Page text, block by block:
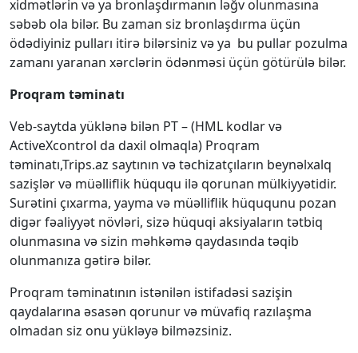
xidmətlərin və ya bronlaşdırmanın ləğv olunmasına
səbəb ola bilər. Bu zaman siz bronlaşdırma üçün
ödədiyiniz pulları itirə bilərsiniz və ya bu pullar pozulma
zamanı yaranan xərclərin ödənməsi üçün götürülə bilər.
Proqram təminatı
Veb-saytda yüklənə bilən PT – (HML kodlar və
ActiveXcontrol da daxil olmaqla) Proqram
təminatı,Trips.az saytının və təchizatçıların beynəlxalq
sazişlər və müəlliflik hüququ ilə qorunan mülkiyyətidir.
Surətini çıxarma, yayma və müəlliflik hüququnu pozan
digər fəaliyyət növləri, sizə hüquqi aksiyaların tətbiq
olunmasına və sizin məhkəmə qaydasında təqib
olunmanıza gətirə bilər.
Proqram təminatının istənilən istifadəsi sazişin
qaydalarına əsasən qorunur və müvafiq razılaşma
olmadan siz onu yükləyə bilməzsiniz.